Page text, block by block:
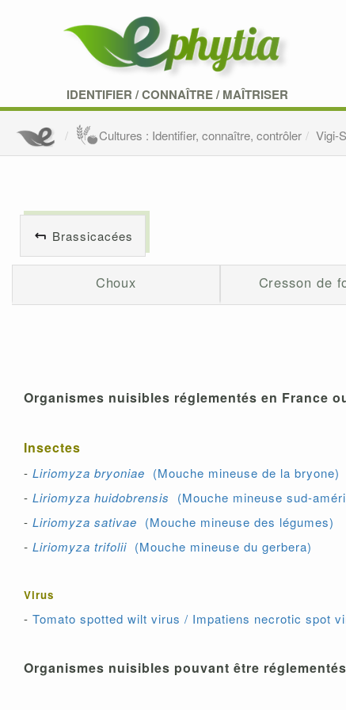
IDENTIFIER /CONNAÎTRE/MAÎTRISER
Cultures : Identifier, connaître, contrôler Vigi-
Brassicacées
Choux Cresson de
Organismes nuisibles réglementés en France
Insectes
- Liriomyza bryoniae (Mouche mineuse de la bryone)
- Liriomyza huidobrensis (Mouche mineuse sud-
- Liriomyza sativae (Mouche mineuse des légumes)
- Liriomyza trifolii (Mouche mineuse du gerbera)
Virus
- Tomato spotted wilt virus / Impatiens necrotic spot
Organismes nuisibles pouvant être